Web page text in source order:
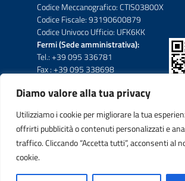
Diamo valore alla tua privacy
Utilizziamo i cookie per migliorare la tua
offrirti pubblicità o contenuti personalizzati e
traffico. Cliccando “Accetta tutti”, acconsenti al
cookie.
Codice Meccanografico: CTIS03800X
Codice Fiscale: 93190600879
Codice Univoco Ufficio: UFK6KK
Fermi (Sede amministrativa):
Tel.: +39 095 336781
Fax : +39 095 338698
Eredia-Deodato:
Tel.: +39 095 6136206
Fax : +39 095 330503